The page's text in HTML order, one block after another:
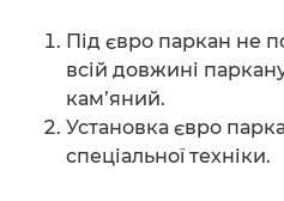
Під євро паркан не
всій довжині
кам’яний.
Установка євро
спеціальної техніки.